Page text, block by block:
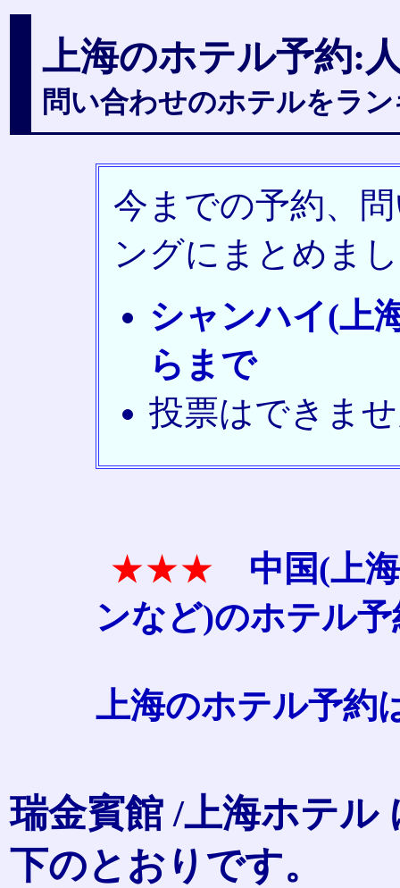
上海のホテル予約
問い合わせのホテルをラ
今までの予約、
ングにまとめま
シャンハイ(上
らまで
投票はできま
★★★
中国(上
ンなど)のホテル
上海のホテル予約
瑞金賓館 /上海ホテル
下のとおりです。